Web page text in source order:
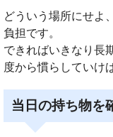
どういう場所にせよ
負担です。
できればいきなり長
度から慣らしていけ
当日の持ち物を